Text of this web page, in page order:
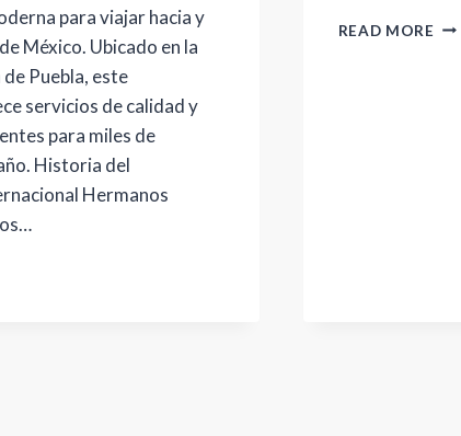
para viajar hacia y
México. Ubicado en la
Puebla, este
servicios de calidad y
para miles de
Historia del
Hermanos
READ MORE LA